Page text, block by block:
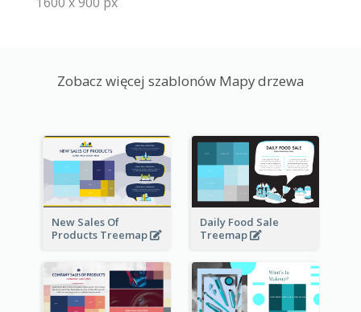
Zobacz więcej szablonów Mapy drzewa
New Sales Of
Products Treemap
Daily Food Sale
Treemap